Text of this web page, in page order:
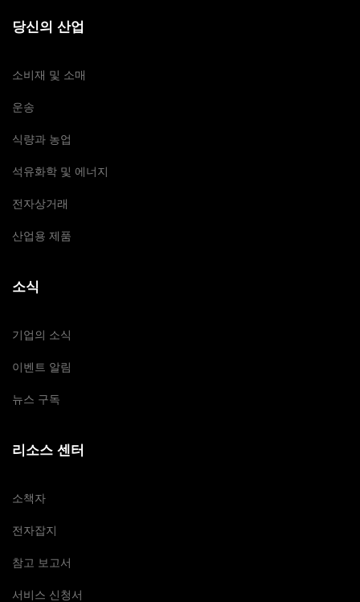
당신의 산업
소비재 및 소매
운송
식량과 농업
석유화학 및 에너지
전자상거래
산업용 제품
소식
기업의 소식
이벤트 알림
뉴스 구독
리소스 센터
소책자
전자잡지
참고 보고서
서비스 신청서